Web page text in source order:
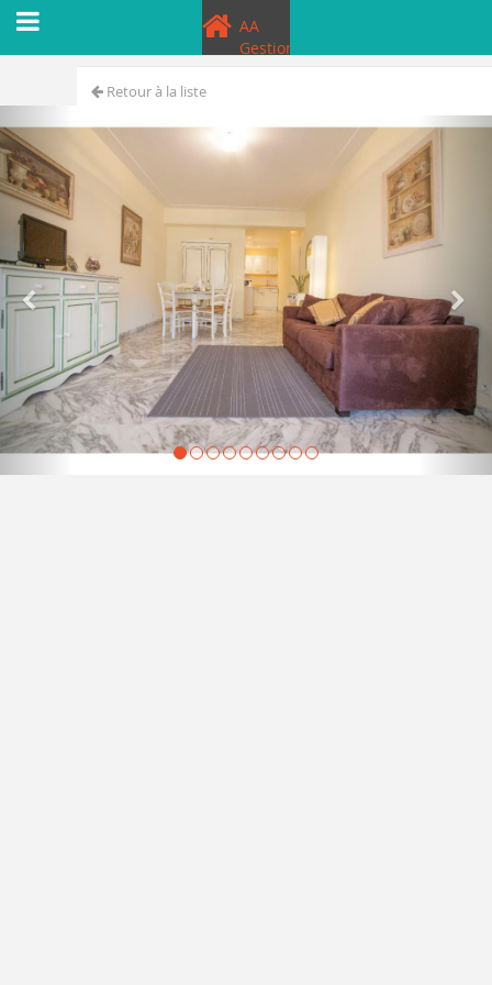
AA
Gestion
Retour à la liste